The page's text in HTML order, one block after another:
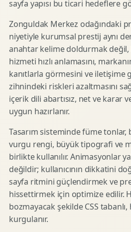
sayfa yapısı bu ticari hedeflere
Zonguldak Merkez odağındaki
niyetiyle kurumsal prestij aynı
anahtar kelime doldurmak değil,
hizmeti hızlı anlamasını,
kanıtlarla görmesini ve iletişime
zihnindeki riskleri azaltmasını
içerik dili abartısız, net ve karar
uygun hazırlanır.
Tasarım sisteminde füme
vurgu rengi, büyük tipografi ve
birlikte kullanılır. Animasyonlar
değildir; kullanıcının dikkatini
sayfa ritmini güçlendirmek ve
hissettirmek için optimize edilir.
bozmayacak şekilde CSS
kurgulanır.